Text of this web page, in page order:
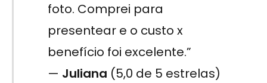
foto. Comprei para
presentear e o custo x
benefício foi excelente.”
— Juliana (5,0 de 5 estrelas)